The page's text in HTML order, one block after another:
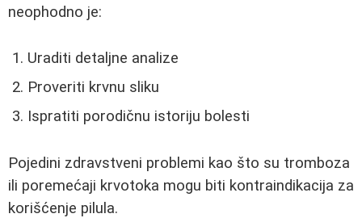
neophodno je:
Uraditi detaljne analize
Proveriti krvnu sliku
Ispratiti porodičnu istoriju bolesti
Pojedini zdravstveni problemi kao što su tromboza
ili poremećaji krvotoka mogu biti kontraindikacija za
korišćenje pilula.